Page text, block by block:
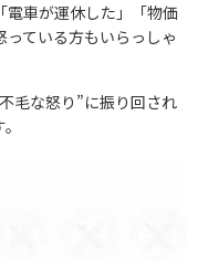
電車が運休した」「物価
ている方もいらっしゃ
毛な怒り”に振り回され